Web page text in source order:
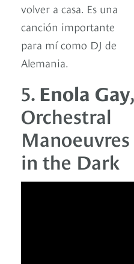
volver a casa. Es una
canción importante
para mí como DJ de
Alemania.
5. Enola Gay,
Orchestral
Manoeuvres
in the Dark